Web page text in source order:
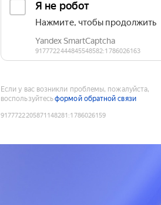
Если у вас возникли проблемы, пожалуйста,
воспользуйтесьформой обратной связи
9177722205871148281 :1786026159